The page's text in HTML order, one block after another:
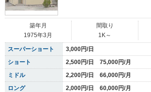
築年月
1975年3月
間取り
1K～
スーパーショート
3,000円/日
ショート
2,500円/日 75,000円/月
ミドル
2,200円/日 66,000円/月
ロング
2,000円/日 60,000円/月